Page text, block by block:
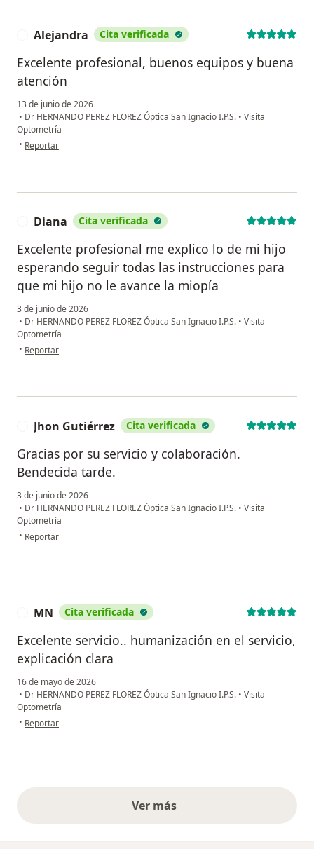
Alejandra Cita verificada
Excelente profesional, buenos equipos y buena
atención
13 de junio de 2026
• Dr HERNANDO PEREZ FLOREZ Óptica San Ignacio I.P.S. • Visita
Optometría
• en opinión del usuario Alejandra
Reportar
Diana Cita verificada
Excelente profesional me explico lo de mi hijo
esperando seguir todas las instrucciones para
que mi hijo no le avance la miopía
3 de junio de 2026
• Dr HERNANDO PEREZ FLOREZ Óptica San Ignacio I.P.S. • Visita
Optometría
• en opinión del usuario Diana
Reportar
Jhon Gutiérrez Cita verificada
Gracias por su servicio y colaboración.
Bendecida tarde.
3 de junio de 2026
• Dr HERNANDO PEREZ FLOREZ Óptica San Ignacio I.P.S. • Visita
Optometría
• en opinión del usuario Jhon Gutiérrez
Reportar
MN Cita verificada
Excelente servicio.. humanización en el servicio,
explicación clara
16 de mayo de 2026
• Dr HERNANDO PEREZ FLOREZ Óptica San Ignacio I.P.S. • Visita
Optometría
• en opinión del usuario MN
Reportar
Ver másopiniones anteriores